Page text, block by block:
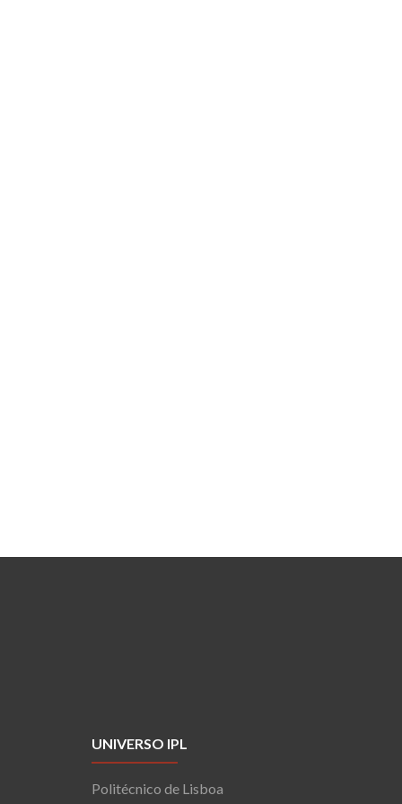
UNIVERSO IPL
Politécnico de Lisboa